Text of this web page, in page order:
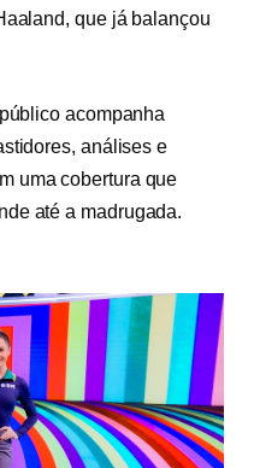
que já balançou
acompanha
análises e
uma cobertura que
até a madrugada.